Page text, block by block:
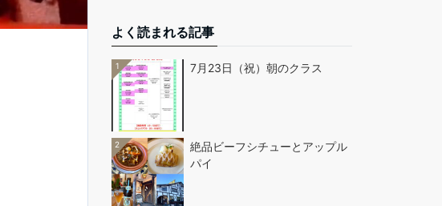
よく読まれる記事
1 7月23日（祝）朝のクラス
2
絶品ビーフシチューとアップル
パイ